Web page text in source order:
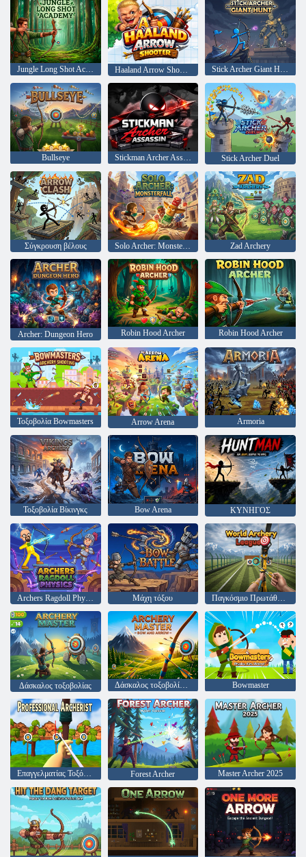
Jungle Long Shot Academy Haaland Arrow Shooter Stick Archer Giant Hunt
Bullseye Stickman Archer Assassin Stick Archer Duel
Σύγκρουση βέλους Solo Archer: Monsterfall Zad Archery
Archer: Dungeon Hero Robin Hood Archer Robin Hood Archer
Τοξοβολία Bowmasters Arrow Arena Armoria
Τοξοβολία Βίκινγκς Bow Arena ΚΥΝΗΓΟΣ
Μάχη τόξου
Δάσκαλος τοξοβολίας Δάσκαλος τοξοβολίας - τόξο και βέλος Bowmaster
Επαγγελματίας Τοξότης Forest Archer Master Archer 2025